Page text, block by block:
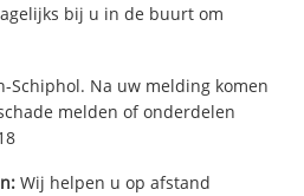
bij u in de buurt om
Schiphol. Na uw melding komen
melden of onderdelen
Wij helpen u op afstand